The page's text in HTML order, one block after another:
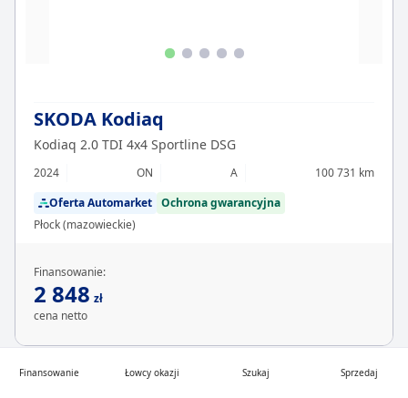
SKODA Kodiaq
Kodiaq 2.0 TDI 4x4 Sportline DSG
2024 ON A
100 731 km
Oferta Automarket Ochrona gwarancyjna
Płock (mazowieckie)
Finansowanie:
2 848 zł
cena netto
Finansowanie Łowcy okazji Szukaj Sprzedaj